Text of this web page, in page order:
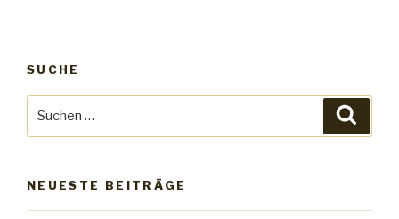
SUCHE
NEUESTE BEITRÄGE